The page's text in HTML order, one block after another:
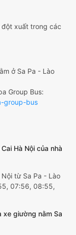
đột xuất trong các
ở Sa Pa - Lào
Group Bus:
group-bus
Hà Nội của nhà
từ Sa Pa - Lào
07:56, 08:55,
xe giường nằm Sa